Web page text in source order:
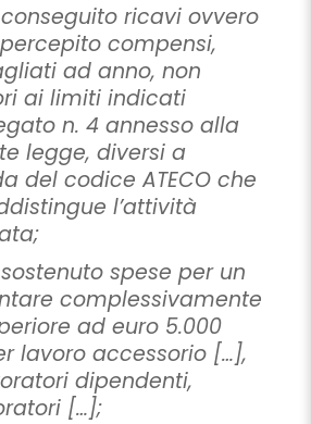
ricavi ovvero
compensi,
ad anno, non
ai limiti indicati
n. 4 annesso alla
legge, diversi a
del codice ATECO che
l’attività
spese per un
complessivamente
ad euro 5.000
lavoro accessorio […],
dipendenti,
[…];